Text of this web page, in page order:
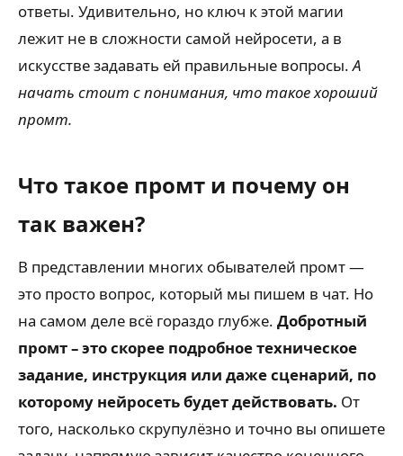
ответы. Удивительно, но ключ к этой магии
лежит не в сложности самой нейросети, а в
искусстве задавать ей правильные вопросы.А
начать стоит с понимания, что такое хороший
промт.
Что такое промт и почему он
так важен?
В представлении многих обывателей промт —
это просто вопрос, который мы пишем в чат. Но
на самом деле всё гораздо глубже. Добротный
промт – это скорее подробное техническое
задание, инструкция или даже сценарий, по
которому нейросеть будет действовать. От
того, насколько скрупулёзно и точно вы опишете